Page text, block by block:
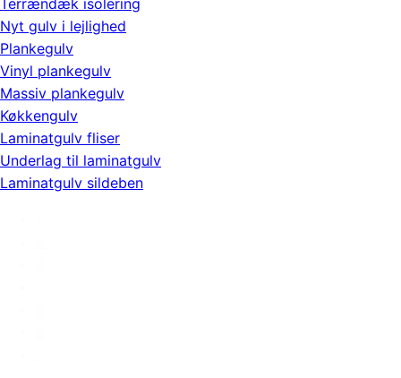
Terrændæk isolering
Nyt gulv i lejlighed
Plankegulv
Vinyl plankegulv
Massiv plankegulv
Køkkengulv
Laminatgulv fliser
Underlag til laminatgulv
Laminatgulv sildeben